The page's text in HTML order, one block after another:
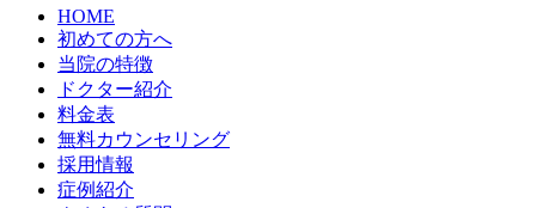
HOME
初めての方へ
当院の特徴
ドクター紹介
料金表
無料カウンセリング
採用情報
症例紹介